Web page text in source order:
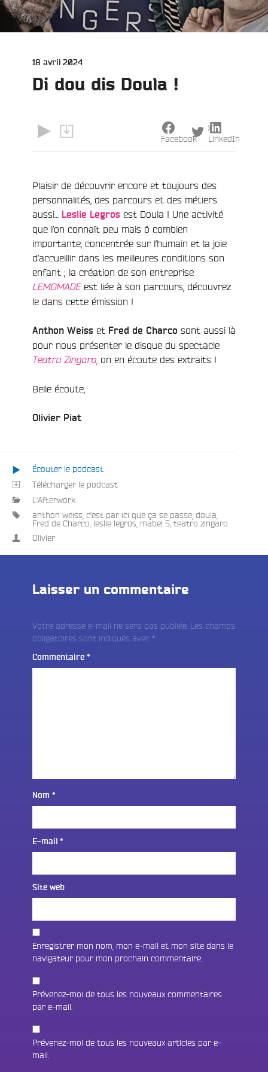
Publié
18 avril 2024
Di dou dis Doula !
Plaisir de découvrir encore et toujours des
personnalités, des parcours et des métiers
aussi…
Leslie Legros est Doula ! Une activité
que l’on connaît peu mais ô combien
importante, concentrée sur l’humain et la joie
d’accueillir dans les meilleures conditions son
enfant ; la création de son entreprise
LEMOMADE est liée à son parcours, découvrez
le dans cette émission !
Anthon Weiss et Fred de Charco sont aussi là
pour nous présenter le disque du spectacle
Teatro Zingaro on en écoute des extraits !
Belle écoute,
Olivier Piat
Facebook
X
LinkedIn
Écouter le podcast
Télécharger le podcast
L'Afterwork
anthon weiss c'est par ici que ça se passe doula
Fred de Charco leslie legros mabel 5 teatro zingaro
Olivier
Laisser un commentaire
Votre adresse e-mail ne sera pas publiée. Les champs
obligatoires sont indiqués avec *
Commentaire *
Nom *
E-mail *
Site web
Enregistrer mon nom, mon e-mail et mon site dans le
navigateur pour mon prochain commentaire.
Prévenez-moi de tous les nouveaux commentaires
par e-mail.
Prévenez-moi de tous les nouveaux articles par e-
mail.